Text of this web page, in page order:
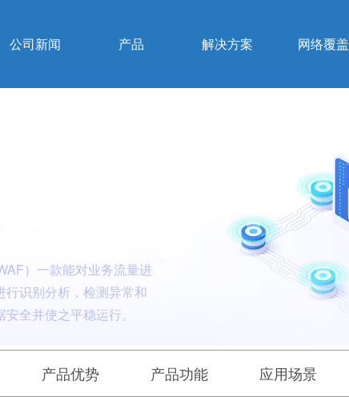
公司新闻 产品 解决方案 网络覆盖
）一款能对业务流量进
识别分析，检测异常和
全并使之平稳运行。
产品优势 产品功能 应用场景